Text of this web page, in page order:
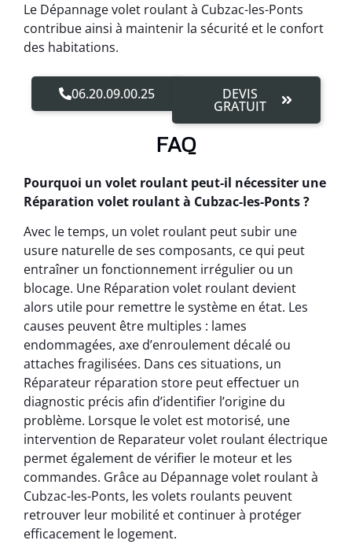
Le Dépannage volet roulant à Cubzac-les-Ponts
contribue ainsi à maintenir la sécurité et le confort
des habitations.
06.20.09.00.25 DEVIS
GRATUIT
FAQ
Pourquoi un volet roulant peut-il nécessiter une
Réparation volet roulant à Cubzac-les-Ponts ?
Avec le temps, un volet roulant peut subir une
usure naturelle de ses composants, ce qui peut
entraîner un fonctionnement irrégulier ou un
blocage. Une Réparation volet roulant devient
alors utile pour remettre le système en état. Les
causes peuvent être multiples : lames
endommagées, axe d’enroulement décalé ou
attaches fragilisées. Dans ces situations, un
Réparateur réparation store peut effectuer un
diagnostic précis afin d’identifier l’origine du
problème. Lorsque le volet est motorisé, une
intervention de Reparateur volet roulant électrique
permet également de vérifier le moteur et les
commandes. Grâce au Dépannage volet roulant à
Cubzac-les-Ponts, les volets roulants peuvent
retrouver leur mobilité et continuer à protéger
efficacement le logement.